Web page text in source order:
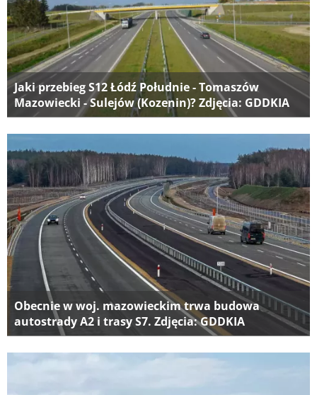
Jaki przebieg S12 Łódź Południe - Tomaszów
Mazowiecki - Sulejów (Kozenin)? Zdjęcia: GDDKIA
Obecnie w woj. mazowieckim trwa budowa
autostrady A2 i trasy S7. Zdjęcia: GDDKIA